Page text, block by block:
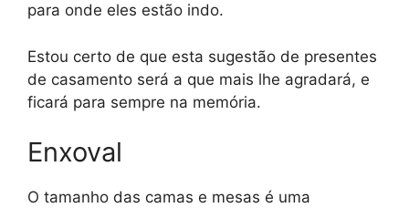
para onde eles estão indo.
Estou certo de que esta sugestão de presentes
de casamento será a que mais lhe agradará, e
ficará para sempre na memória.
Enxoval
O tamanho das camas e mesas é uma